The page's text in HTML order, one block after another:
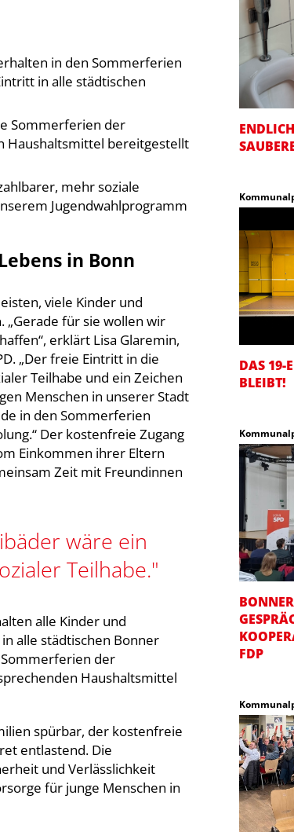
in den Sommerferien
in alle städtischen
Sommerferien der
Haushaltsmittel bereitgestellt
mehr soziale
Jugendwahlprogramm
in Bonn
viele Kinder und
„Gerade für sie wollen wir
erklärt Lisa Glaremin,
„Der freie Eintritt in die
Teilhabe und ein Zeichen
Menschen in unserer Stadt
in den Sommerferien
Der kostenfreie Zugang
Einkommen ihrer Eltern
Zeit mit Freundinnen
wäre ein
Teilhabe."
alle Kinder und
alle städtischen Bonner
der
Haushaltsmittel
spürbar, der kostenfreie
entlastend. Die
und Verlässlichkeit
für junge Menschen in
DAS 19-
BLEIBT!
FDP